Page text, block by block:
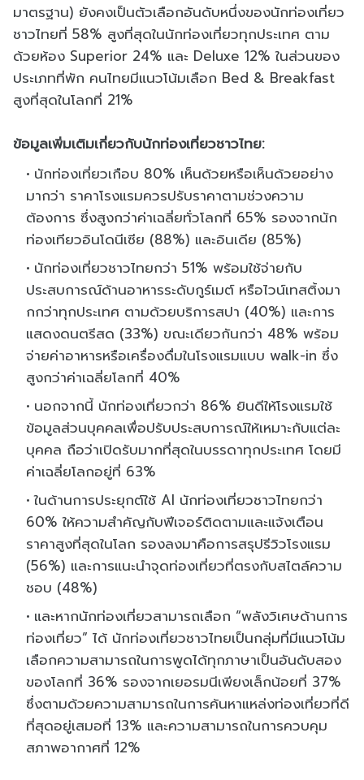
มาตรฐาน) ยังคงเป็นตัวเลือกอันดับหนึ่งของนักท่องเที่ยว
ชาวไทยที่ 58% สูงที่สุดในนักท่องเที่ยวทุกประเทศ ตาม
ด้วยห้อง Superior 24% และ Deluxe 12% ในส่วนของ
ประเภทที่พัก คนไทยมีแนวโน้มเลือก Bed & Breakfast
สูงที่สุดในโลกที่ 21%
ข้อมูลเพิ่มเติมเกี่ยวกับนักท่องเที่ยวชาวไทย:
นักท่องเที่ยวเกือบ 80% เห็นด้วยหรือเห็นด้วยอย่าง
มากว่า ราคาโรงแรมควรปรับราคาตามช่วงความ
ต้องการ ซึ่งสูงกว่าค่าเฉลี่ยทั่วโลกที่ 65% รองจากนัก
ท่องเทียวอินโดนีเซีย (88%) และอินเดีย (85%)
นักท่องเที่ยวชาวไทยกว่า 51% พร้อมใช้จ่ายกับ
ประสบการณ์ด้านอาหารระดับกูร์เมต์ หรือไวน์เทสติ้งมา
กกว่าทุกประเทศ ตามด้วยบริการสปา (40%) และการ
แสดงดนตรีสด (33%) ขณะเดียวกันกว่า 48% พร้อม
จ่ายค่าอาหารหรือเครื่องดื่มในโรงแรมแบบ walk-in ซึ่ง
สูงกว่าค่าเฉลี่ยโลกที่ 40%
นอกจากนี้ นักท่องเที่ยวกว่า 86% ยินดีให้โรงแรมใช้
ข้อมูลส่วนบุคคลเพื่อปรับประสบการณ์ให้เหมาะกับแต่ละ
บุคคล ถือว่าเปิดรับมากที่สุดในบรรดาทุกประเทศ โดยมี
ค่าเฉลี่ยโลกอยู่ที่ 63%
ในด้านการประยุกต์ใช้ AI นักท่องเที่ยวชาวไทยกว่า
60% ให้ความสำคัญกับฟีเจอร์ติดตามและแจ้งเตือน
ราคาสูงที่สุดในโลก รองลงมาคือการสรุปรีวิวโรงแรม
(56%) และการแนะนำจุดท่องเที่ยวที่ตรงกับสไตล์ความ
ชอบ (48%)
และหากนักท่องเที่ยวสามารถเลือก “พลังวิเศษด้านการ
ท่องเที่ยว” ได้ นักท่องเที่ยวชาวไทยเป็นกลุ่มที่มีแนวโน้ม
เลือกความสามารถในการพูดได้ทุกภาษาเป็นอันดับสอง
ของโลกที่ 36% รองจากเยอรมนีเพียงเล็กน้อยที่ 37%
ซึ่งตามด้วยความสามารถในการค้นหาแหล่งท่องเที่ยวที่ดี
ที่สุดอยู่เสมอที่ 13% และความสามารถในการควบคุม
สภาพอากาศที่ 12%